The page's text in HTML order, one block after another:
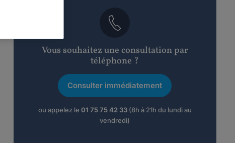
Vous souhaitez une consultation par
téléphone ?
Consulter immédiatement
ou appelez le 01 75 75 42 33(8h à 21h du lundi au
vendredi)